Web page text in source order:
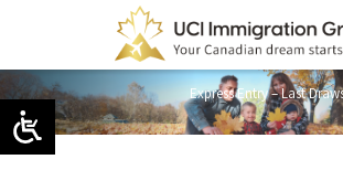
Express Entry – Last